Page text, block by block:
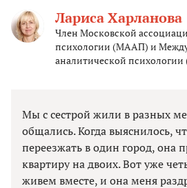
Лариса Харланова
Член Московской
психологии (МААП) и
аналитической психологии
Мы с сестрой жили в разных
общались. Когда выяснилось,
переезжать в один город, она
квартиру на двоих. Вот уже
живем вместе, и она меня